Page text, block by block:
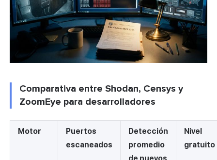
Comparativa entre Shodan, Censys y
ZoomEye para desarrolladores
Motor
Puertos
escaneados
Detección
promedio
Nivel
gratuito